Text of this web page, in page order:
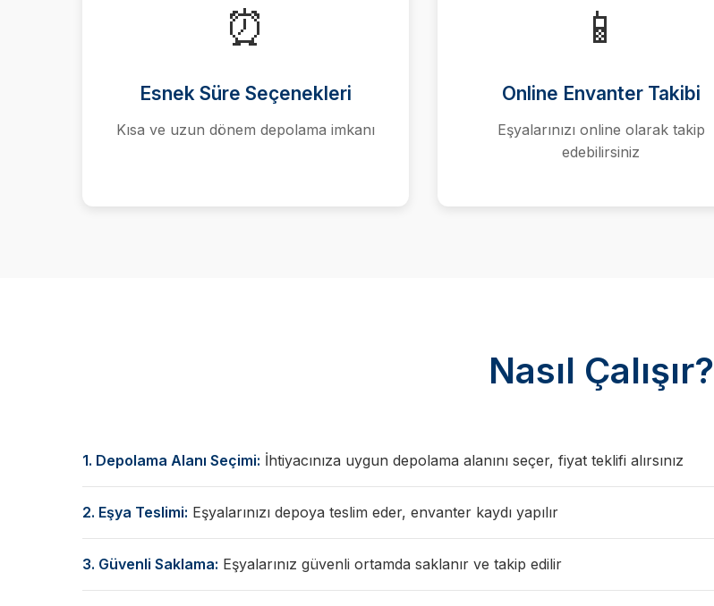
⏰
Esnek Süre Seçenekleri
Kısa ve uzun dönem depolama imkanı
📱
Online Envanter Takibi
Eşyalarınızı online olarak takip
edebilirsiniz
Nasıl Çalışır?
1. Depolama Alanı Seçimi: İhtiyacınıza uygun depolama alanını seçer, fiyat teklifi alırsınız
2. Eşya Teslimi: Eşyalarınızı depoya teslim eder, envanter kaydı yapılır
3. Güvenli Saklama: Eşyalarınız güvenli ortamda saklanır ve takip edilir